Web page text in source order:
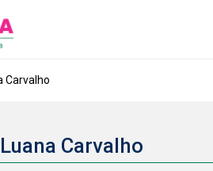
Carvalho
Luana Carvalho